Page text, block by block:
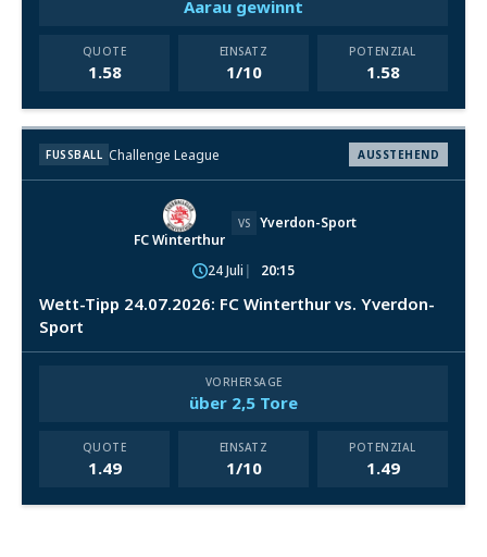
Aarau gewinnt
QUOTE
1.58
EINSATZ
1/10
POTENZIAL
1.58
FUSSBALL Challenge League AUSSTEHEND
FC Winterthur
VS Yverdon-Sport
24 Juli 20:15
Wett-Tipp 24.07.2026: FC Winterthur vs. Yverdon-
Sport
VORHERSAGE
über 2,5 Tore
QUOTE
1.49
EINSATZ
1/10
POTENZIAL
1.49